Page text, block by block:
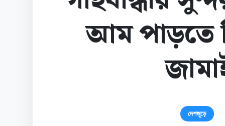
আম পাড়তে
দেশজুড়ে